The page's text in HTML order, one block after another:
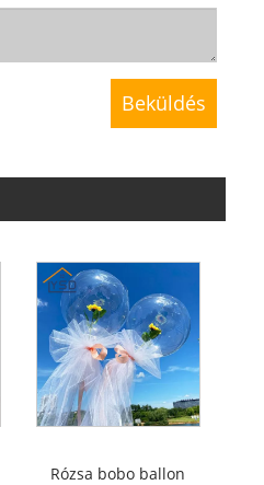
Rózsa bobo ballon